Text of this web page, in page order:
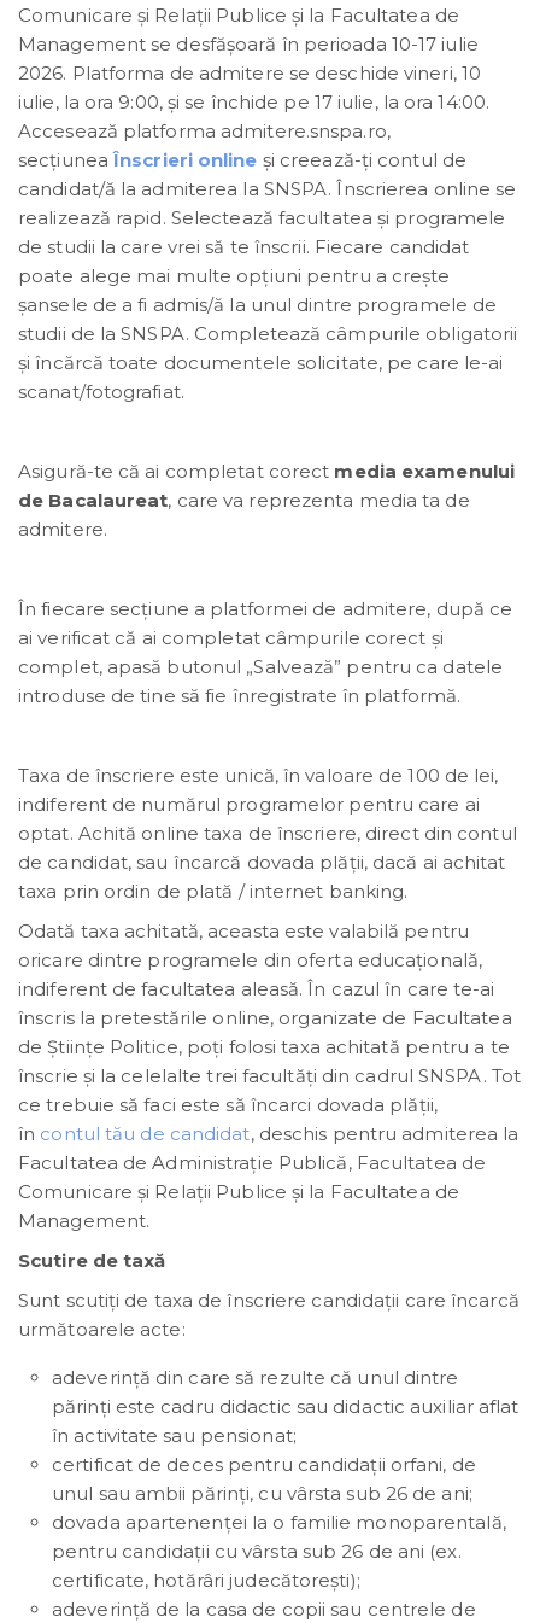
Comunicare și Relații Publice și la Facultatea de
Management se desfășoară în perioada 10-17 iulie
2026. Platforma de admitere se deschide vineri, 10
iulie, la ora 9:00, și se închide pe 17 iulie, la ora 14:00.
Accesează platforma admitere.snspa.ro,
secțiuneaÎnscrieri online și creează-ți contul de
candidat/ă la admiterea la SNSPA. Înscrierea online se
realizează rapid. Selectează facultatea și programele
de studii la care vrei să te înscrii. Fiecare candidat
poate alege mai multe opțiuni pentru a crește
șansele de a fi admis/ă la unul dintre programele de
studii de la SNSPA. Completează câmpurile obligatorii
și încărcă toate documentele solicitate, pe care le-ai
scanat/fotografiat.
Asigură-te că ai completat corect media examenului
de Bacalaureat, care va reprezenta media ta de
admitere.
În fiecare secțiune a platformei de admitere, după ce
ai verificat că ai completat câmpurile corect și
complet, apasă butonul „Salvează” pentru ca datele
introduse de tine să fie înregistrate în platformă.
Taxa de înscriere este unică, în valoare de 100 de lei,
indiferent de numărul programelor pentru care ai
optat. Achită online taxa de înscriere, direct din contul
de candidat, sau încarcă dovada plății, dacă ai achitat
taxa prin ordin de plată / internet banking.
Odată taxa achitată, aceasta este valabilă pentru
oricare dintre programele din oferta educațională,
indiferent de facultatea aleasă. În cazul în care te-ai
înscris la pretestările online, organizate de Facultatea
de Științe Politice, poți folosi taxa achitată pentru a te
înscrie și la celelalte trei facultăți din cadrul SNSPA. Tot
ce trebuie să faci este să încarci dovada plății,
în contul tău de candidat, deschis pentru admiterea la
Facultatea de Administrație Publică, Facultatea de
Comunicare și Relații Publice și la Facultatea de
Management.
Scutire de taxă
Sunt scutiţi de taxa de înscriere candidaţii care încarcă
următoarele acte:
adeverință din care să rezulte că unul dintre
părinți este cadru didactic sau didactic auxiliar aflat
în activitate sau pensionat;
certificat de deces pentru candidații orfani, de
unul sau ambii părinţi, cu vârsta sub 26 de ani;
dovada apartenenței la o familie monoparentală,
pentru candidații cu vârsta sub 26 de ani (ex.
certificate, hotărâri judecătorești);
adeverință de la casa de copii sau centrele de